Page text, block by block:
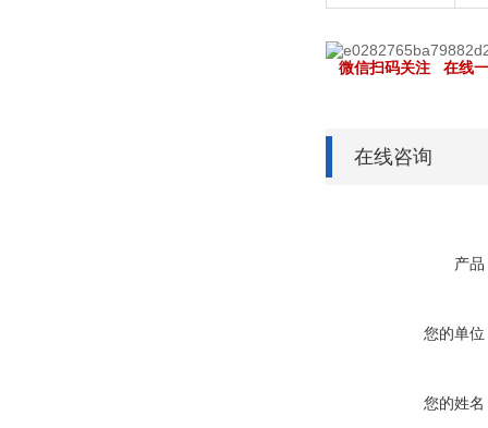
微信扫码关注 在线
在线咨询
产品
您的单位
您的姓名